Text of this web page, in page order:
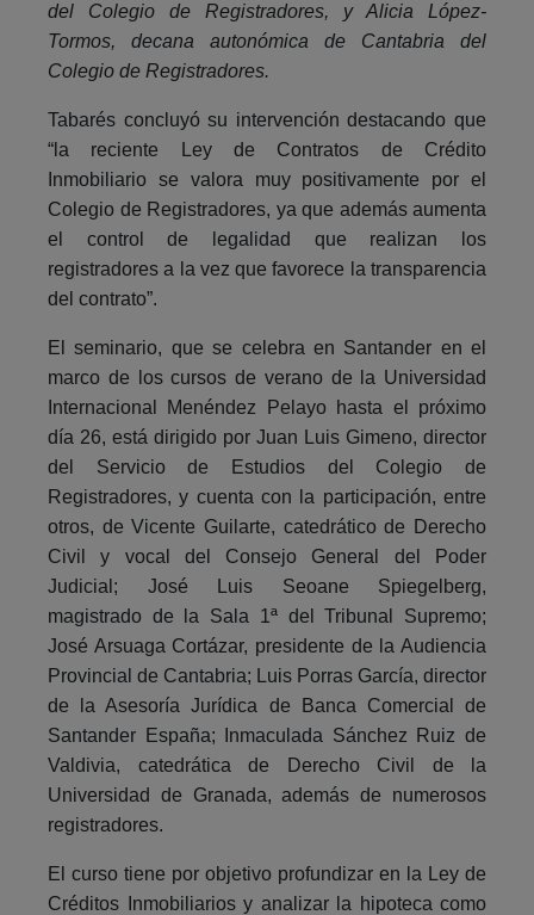
del Colegio de Registradores, yAlicia López-
Tormos, decana autonómica de Cantabria del
Colegio de Registradores.
Tabarés concluyó su intervención destacando que
“la reciente Ley de Contratos de Crédito
Inmobiliario se valora muy positivamente por el
Colegio de Registradores, ya que además aumenta
el control de legalidad que realizan los
registradores a la vez que favorece la transparencia
del contrato”.
El seminario, que se celebra en Santander en el
marco de los cursos de verano de la Universidad
Internacional Menéndez Pelayo hasta el próximo
día 26, está dirigido por Juan Luis Gimeno, director
del Servicio de Estudios del Colegio de
Registradores, y cuenta con la participación, entre
otros, de Vicente Guilarte, catedrático de Derecho
Civil y vocal del Consejo General del Poder
Judicial; José Luis Seoane Spiegelberg,
magistrado de la Sala 1ª del Tribunal Supremo;
José Arsuaga Cortázar, presidente de la Audiencia
Provincial de Cantabria; Luis Porras García, director
de la Asesoría Jurídica de Banca Comercial de
Santander España; Inmaculada Sánchez Ruiz de
Valdivia, catedrática de Derecho Civil de la
Universidad de Granada, además de numerosos
registradores.
El curso tiene por objetivo profundizar en la Ley de
Créditos Inmobiliarios y analizar la hipoteca como